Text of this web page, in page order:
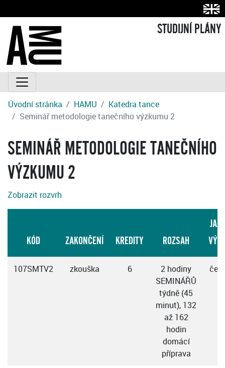
STUDIJNÍ PLÁNY
Úvodní stránka HAMU
Katedra tance
Seminář metodologie tanečního výzkumu 2
SEMINÁŘ METODOLOGIE TANEČNÍHO
VÝZKUMU 2
Zobrazit rozvrh
KÓD ZAKONČENÍ KREDITY ROZSAH
107SMTV2 zkouška 6
2 hodiny
SEMINÁŘŮ
týdně (45
minut), 132
až 162
hodin
domácí
příprava